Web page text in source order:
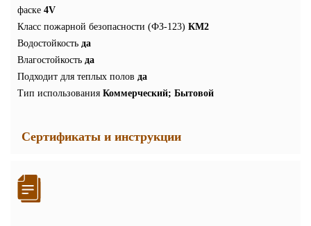
фаске 4V
Класс пожарной безопасности (ФЗ-123) КМ2
Водостойкость да
Влагостойкость да
Подходит для теплых полов да
Тип использования Коммерческий; Бытовой
Сертификаты и инструкции